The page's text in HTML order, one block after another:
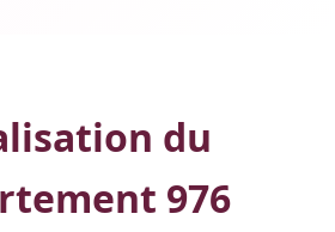
du
976